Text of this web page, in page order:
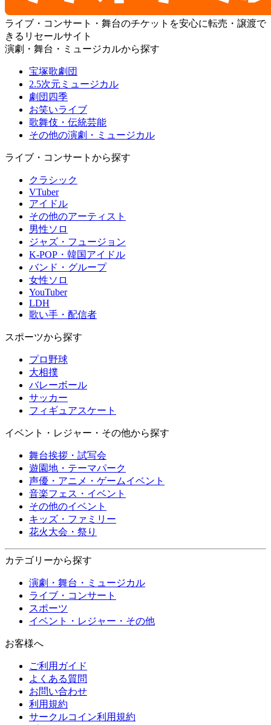
ライブ・コンサート・舞台のチケットを安心に転売・譲渡で
きるリセールサイト
演劇・舞台・ミュージカルから探す
宝塚歌劇団
2.5次元ミュージカル
劇団四季
お笑いライブ
歌舞伎・伝統芸能
その他の演劇・ミュージカル
ライブ・コンサートから探す
クラシック
VTuber
アイドル
その他のアーティスト
男性ソロ
ジャズ・フュージョン
K-POP・韓国アイドル
バンド・グループ
女性ソロ
YouTuber
LDH
歌い手・配信者
スポーツから探す
プロ野球
大相撲
バレーボール
サッカー
フィギュアスケート
イベント・レジャー・その他から探す
舞台挨拶・試写会
遊園地・テーマパーク
声優・アニメ・ゲームイベント
音楽フェス・イベント
その他のイベント
キッズ・ファミリー
花火大会・祭り
カテゴリーから探す
演劇・舞台・ミュージカル
ライブ・コンサート
スポーツ
イベント・レジャー・その他
お客様へ
ご利用ガイド
よくある質問
お問い合わせ
利用規約
サークルコイン利用規約